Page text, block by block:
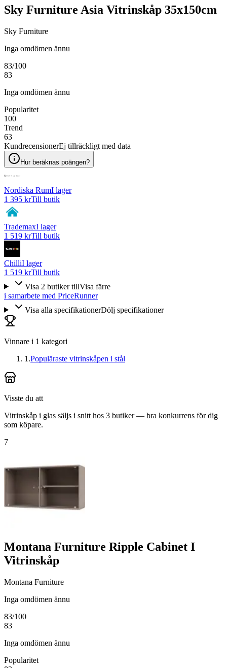
Sky Furniture Asia Vitrinskåp 35x150cm
Sky Furniture
Inga omdömen ännu
83/100
83
Inga omdömen ännu
Popularitet
100
Trend
63
KundrecensionerEj tillräckligt med data
Hur beräknas poängen?
Nordiska RumI lager
1 395 krTill butik
TrademaxI lager
1 519 krTill butik
ChilliI lager
1 519 krTill butik
Visa 2 butiker tillVisa färre
i samarbete med PriceRunner
Visa alla specifikationerDölj specifikationer
Vinnare i 1 kategori
1 .Populäraste vitrinskåpen i stål
Visste du att
Vitrinskåp i glas säljs i snitt hos 3 butiker — bra konkurrens för dig
som köpare.
7
Montana Furniture Ripple Cabinet I
Vitrinskåp
Montana Furniture
Inga omdömen ännu
83/100
83
Inga omdömen ännu
Popularitet